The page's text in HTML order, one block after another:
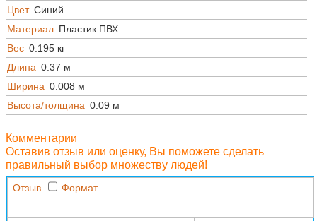
Цвет Синий
Материал Пластик ПВХ
Вес 0.195 кг
Длина 0.37 м
Ширина 0.008 м
Высота/толщина 0.09 м
Комментарии
Оставив отзыв или оценку, Вы поможете сделать
правильный выбор множеству людей!
Отзыв Формат